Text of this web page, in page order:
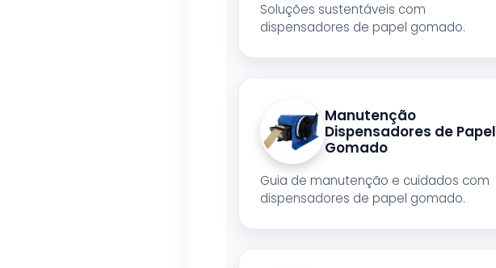
Soluções sustentáveis com
dispensadores de papel gomado.
Manutenção
Dispensadores de Papel
Gomado
Guia de manutenção e cuidados com
dispensadores de papel gomado.